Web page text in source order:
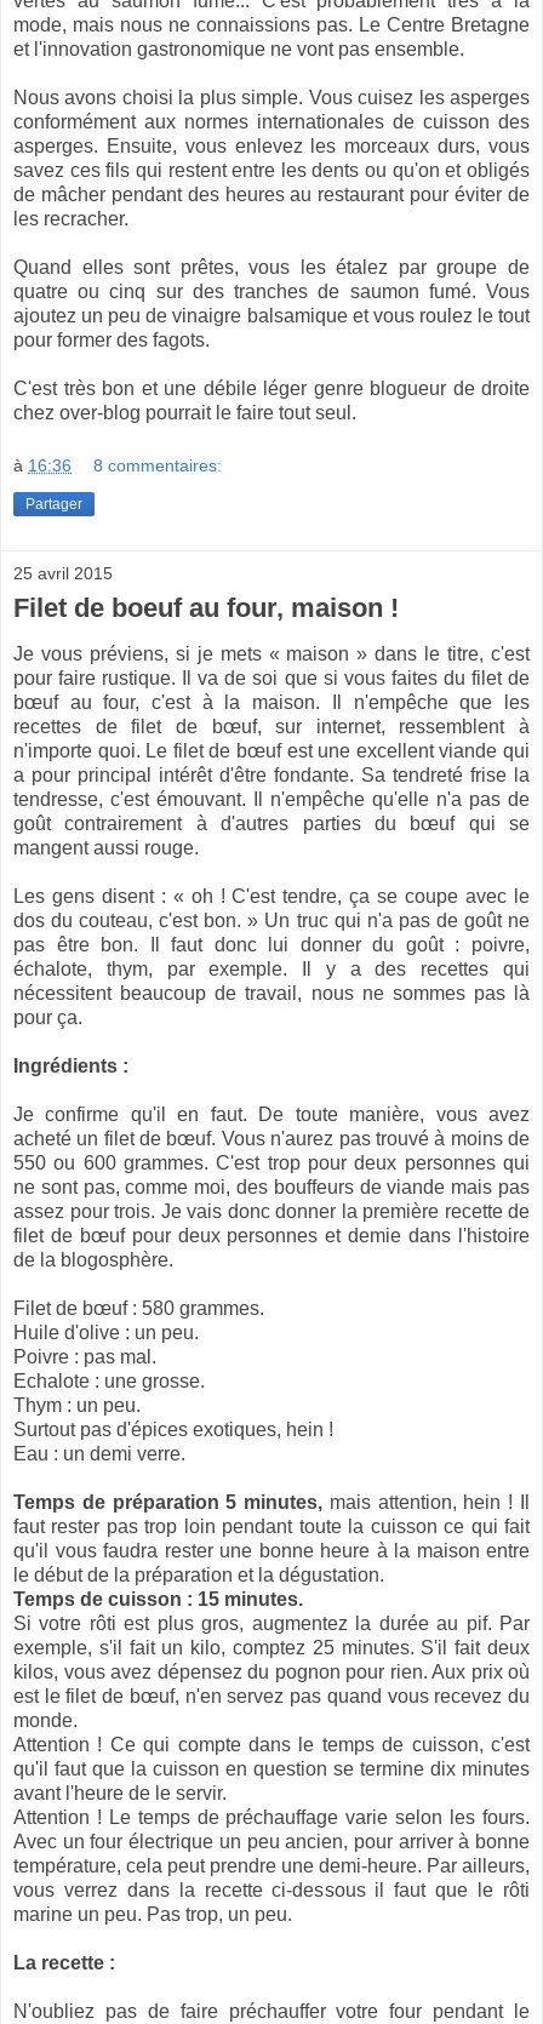
mode, mais nous ne connaissions pas. Le Centre Bretagne
et l'innovation gastronomique ne vont pas ensemble.
Nous avons choisi la plus simple. Vous cuisez les asperges
conformément aux normes internationales de cuisson des
asperges. Ensuite, vous enlevez les morceaux durs, vous
savez ces fils qui restent entre les dents ou qu'on et obligés
de mâcher pendant des heures au restaurant pour éviter de
les recracher.
Quand elles sont prêtes, vous les étalez par groupe de
quatre ou cinq sur des tranches de saumon fumé. Vous
ajoutez un peu de vinaigre balsamique et vous roulez le tout
pour former des fagots.
C'est très bon et une débile léger genre blogueur de droite
chez over-blog pourrait le faire tout seul.
à 16:36 8 commentaires:
Partager
25 avril 2015
Filet de boeuf au four, maison !
Je vous préviens, si je mets « maison » dans le titre, c'est
pour faire rustique. Il va de soi que si vous faites du filet de
bœuf au four, c'est à la maison. Il n'empêche que les
recettes de filet de bœuf, sur internet, ressemblent à
n'importe quoi. Le filet de bœuf est une excellent viande qui
a pour principal intérêt d'être fondante. Sa tendreté frise la
tendresse, c'est émouvant. Il n'empêche qu'elle n'a pas de
goût contrairement à d'autres parties du bœuf qui se
mangent aussi rouge.
Les gens disent : « oh ! C'est tendre, ça se coupe avec le
dos du couteau, c'est bon. » Un truc qui n'a pas de goût ne
pas être bon. Il faut donc lui donner du goût : poivre,
échalote, thym, par exemple. Il y a des recettes qui
nécessitent beaucoup de travail, nous ne sommes pas là
pour ça.
Ingrédients :
Je confirme qu'il en faut. De toute manière, vous avez
acheté un filet de bœuf. Vous n'aurez pas trouvé à moins de
550 ou 600 grammes. C'est trop pour deux personnes qui
ne sont pas, comme moi, des bouffeurs de viande mais pas
assez pour trois. Je vais donc donner la première recette de
filet de bœuf pour deux personnes et demie dans l'histoire
de la blogosphère.
Filet de bœuf : 580 grammes.
Huile d'olive : un peu.
Poivre : pas mal.
Echalote : une grosse.
Thym : un peu.
Surtout pas d'épices exotiques, hein !
Eau : un demi verre.
Temps de préparation 5 minutes, mais attention, hein ! Il
faut rester pas trop loin pendant toute la cuisson ce qui fait
qu'il vous faudra rester une bonne heure à la maison entre
le début de la préparation et la dégustation.
Temps de cuisson : 15 minutes.
Si votre rôti est plus gros, augmentez la durée au pif. Par
exemple, s'il fait un kilo, comptez 25 minutes. S'il fait deux
kilos, vous avez dépensez du pognon pour rien. Aux prix où
est le filet de bœuf, n'en servez pas quand vous recevez du
monde.
Attention ! Ce qui compte dans le temps de cuisson, c'est
qu'il faut que la cuisson en question se termine dix minutes
avant l'heure de le servir.
Attention ! Le temps de préchauffage varie selon les fours.
Avec un four électrique un peu ancien, pour arriver à bonne
température, cela peut prendre une demi-heure. Par ailleurs,
vous verrez dans la recette ci-dessous il faut que le rôti
marine un peu. Pas trop, un peu.
La recette :
N'oubliez pas de faire préchauffer votre four pendant le